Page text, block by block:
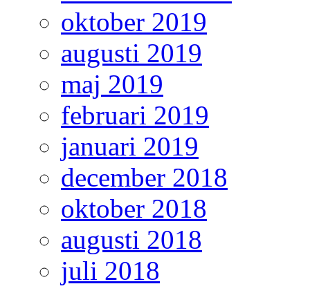
oktober 2019
augusti 2019
maj 2019
februari 2019
januari 2019
december 2018
oktober 2018
augusti 2018
juli 2018